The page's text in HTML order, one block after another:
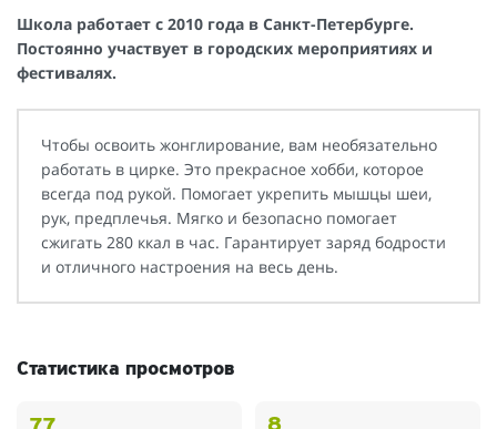
Школа работает с 2010 года в Санкт-Петербурге.
Постоянно участвует в городских мероприятиях и
фестивалях.
Чтобы освоить жонглирование, вам необязательно
работать в цирке. Это прекрасное хобби, которое
всегда под рукой. Помогает укрепить мышцы шеи,
рук, предплечья. Мягко и безопасно помогает
сжигать 280 ккал в час. Гарантирует заряд бодрости
и отличного настроения на весь день.
Статистика просмотров